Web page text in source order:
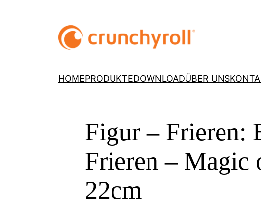
HOMEPRODUKTEDOWNLOADÜBER UNS
Figur – Frieren:
Frieren – Magic
22cm